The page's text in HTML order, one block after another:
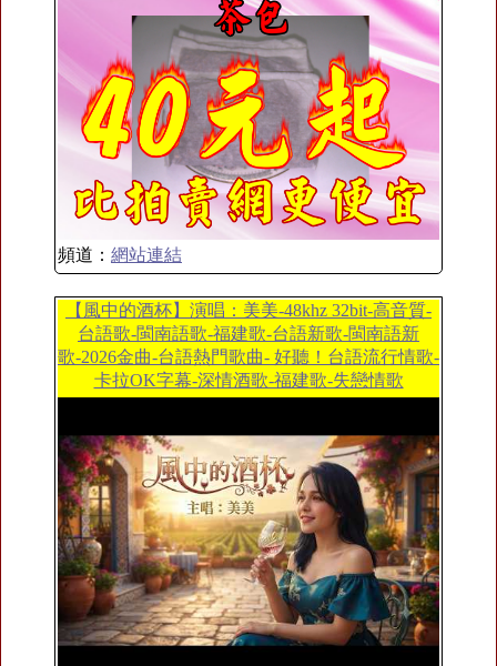
頻道： 網站連結
【風中的酒杯】演唱：美美-48khz 32bit-高音質-
台語歌-閩南語歌-福建歌-台語新歌-閩南語新
歌-2026金曲-台語熱門歌曲- 好聽！台語流行情歌-
卡拉OK字幕-深情酒歌-福建歌-失戀情歌